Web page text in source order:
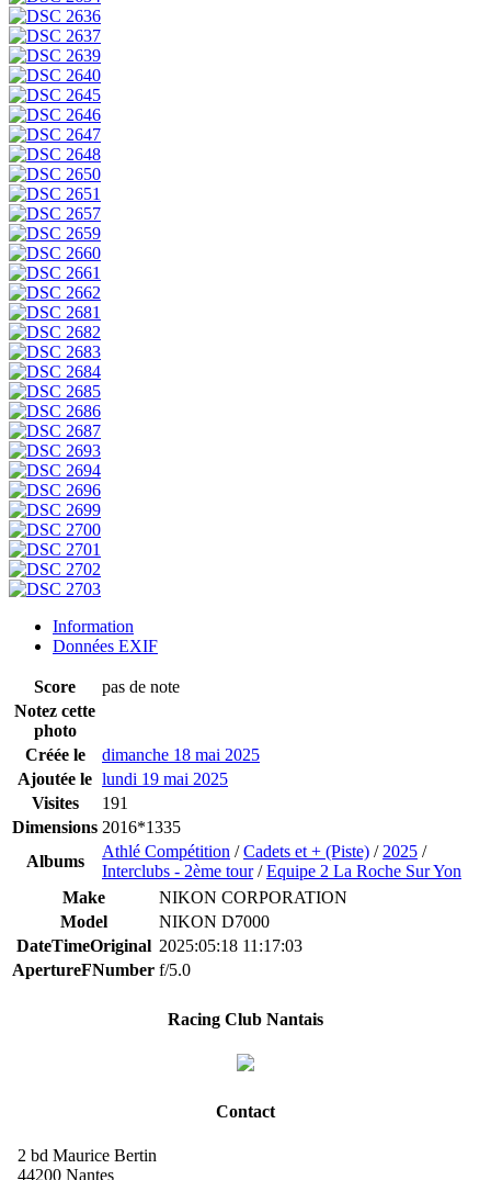
Information
Données EXIF
Score
pas de note
Notez cette
photo
Créée le
dimanche 18 mai 2025
Ajoutée le lundi 19 mai 2025
Visites
191
Dimensions 2016*1335
Albums
Athlé Compétition /Cadets et + (Piste) / 2025 /
Interclubs - 2ème tour/Equipe 2 La Roche Sur Yon
Make
NIKON CORPORATION
Model
NIKON D7000
DateTimeOriginal 2025:05:18 11:17:03
ApertureFNumber f/5.0
Racing Club Nantais
Contact
2 bd Maurice Bertin
44200 Nantes